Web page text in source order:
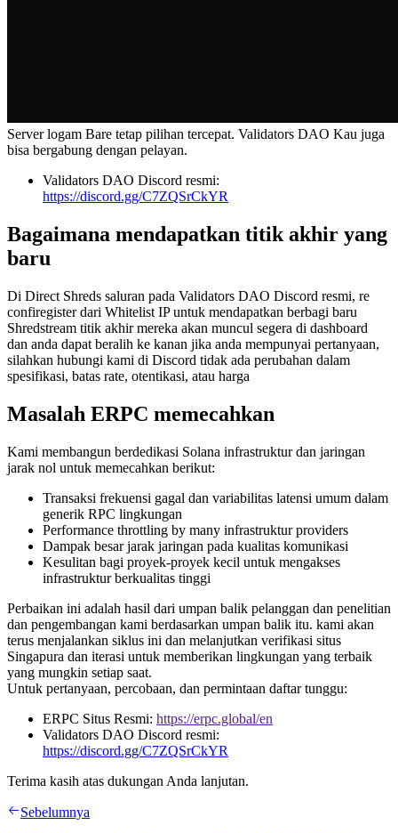
Server logam Bare tetap pilihan tercepat. Validators DAO Kau juga
bisa bergabung dengan pelayan.
Validators DAO Discord resmi:
https://discord.gg/C7ZQSrCkYR
Bagaimana mendapatkan titik akhir yang
baru
Di Direct Shreds saluran pada Validators DAO Discord resmi, re
confiregister dari Whitelist IP untuk mendapatkan berbagi baru
Shredstream titik akhir mereka akan muncul segera di dashboard
dan anda dapat beralih ke kanan jika anda mempunyai pertanyaan,
silahkan hubungi kami di Discord tidak ada perubahan dalam
spesifikasi, batas rate, otentikasi, atau harga
Masalah ERPC memecahkan
Kami membangun berdedikasi Solana infrastruktur dan jaringan
jarak nol untuk memecahkan berikut:
Transaksi frekuensi gagal dan variabilitas latensi umum dalam
generik RPC lingkungan
Performance throttling by many infrastruktur providers
Dampak besar jarak jaringan pada kualitas komunikasi
Kesulitan bagi proyek-proyek kecil untuk mengakses
infrastruktur berkualitas tinggi
Perbaikan ini adalah hasil dari umpan balik pelanggan dan penelitian
dan pengembangan kami berdasarkan umpan balik itu. kami akan
terus menjalankan siklus ini dan melanjutkan verifikasi situs
Singapura dan iterasi untuk memberikan lingkungan yang terbaik
yang mungkin setiap saat.
Untuk pertanyaan, percobaan, dan permintaan daftar tunggu:
ERPC Situs Resmi: https://erpc.global/en
Validators DAO Discord resmi:
https://discord.gg/C7ZQSrCkYR
Terima kasih atas dukungan Anda lanjutan.
Sebelumnya